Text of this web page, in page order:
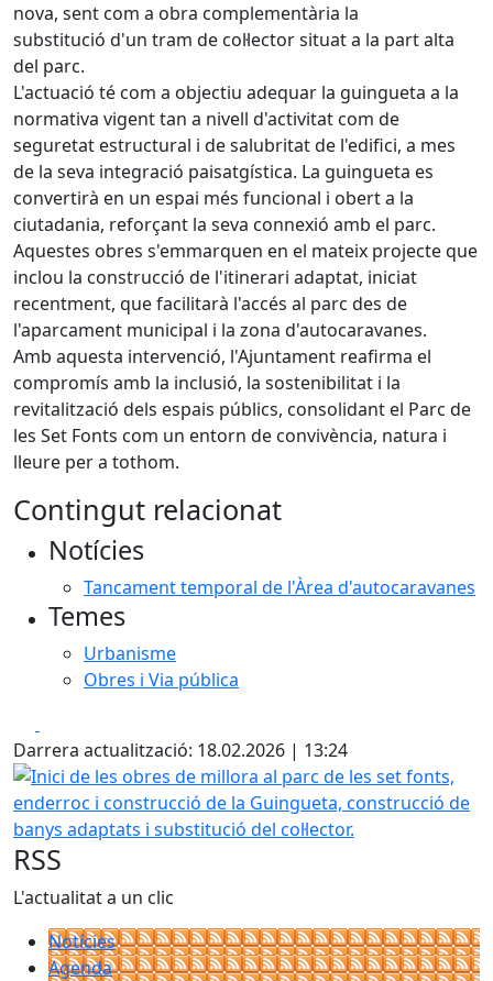
nova, sent com a obra complementària la
substitució d'un tram de col·lector situat a la part alta
del parc.
L'actuació té com a objectiu adequar la guingueta a la
normativa vigent tan a nivell d'activitat com de
seguretat estructural i de salubritat de l'edifici, a mes
de la seva integració paisatgística. La guingueta es
convertirà en un espai més funcional i obert a la
ciutadania, reforçant la seva connexió amb el parc.
Aquestes obres s'emmarquen en el mateix projecte que
inclou la construcció de l'itinerari adaptat, iniciat
recentment, que facilitarà l'accés al parc des de
l'aparcament municipal i la zona d'autocaravanes.
Amb aquesta intervenció, l'Ajuntament reafirma el
compromís amb la inclusió, la sostenibilitat i la
revitalització dels espais públics, consolidant el Parc de
les Set Fonts com un entorn de convivència, natura i
lleure per a tothom.
Contingut relacionat
Notícies
Tancament temporal de l'Àrea d'autocaravanes
Temes
Urbanisme
Obres i Via pública
Darrera actualització: 18.02.2026 | 13:24
Inici de les obres de millora al parc de les set fonts,
RSS
L'actualitat a un clic
Notícies
Agenda